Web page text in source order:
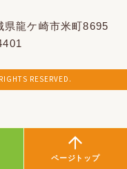
県龍ケ崎市米町8695
RESERVED.
ページトップ